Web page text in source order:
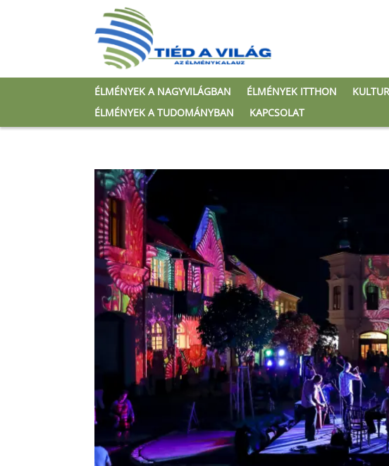
ÉLMÉNYEK A NAGYVILÁGBAN ÉLMÉNYEK ITTHON
ÉLMÉNYEK A TUDOMÁNYBAN
KAPCSOLAT